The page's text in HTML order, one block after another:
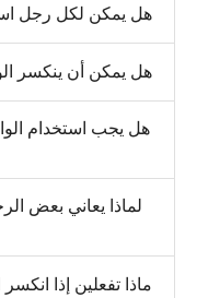
هل يمكن لكل رجل
هل يمكن أن ينكسر
هل يجب استخدام
لماذا يعاني بعض
ماذا تفعلين إذا